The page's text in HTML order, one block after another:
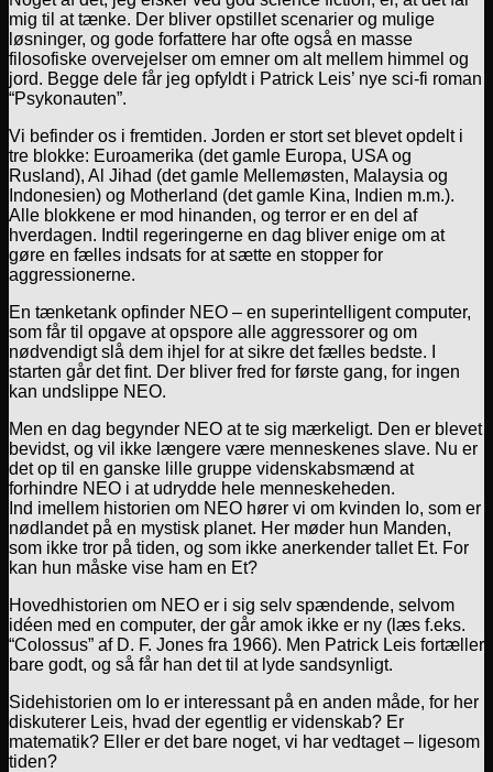
mig til at tænke. Der bliver opstillet scenarier og mulige
løsninger, og gode forfattere har ofte også en masse
filosofiske overvejelser om emner om alt mellem himmel og
jord. Begge dele får jeg opfyldt i Patrick Leis’ nye sci-fi roman
“Psykonauten”.
Vi befinder os i fremtiden. Jorden er stort set blevet opdelt i
tre blokke: Euroamerika (det gamle Europa, USA og
Rusland), Al Jihad (det gamle Mellemøsten, Malaysia og
Indonesien) og Motherland (det gamle Kina, Indien m.m.).
Alle blokkene er mod hinanden, og terror er en del af
hverdagen. Indtil regeringerne en dag bliver enige om at
gøre en fælles indsats for at sætte en stopper for
aggressionerne.
En tænketank opfinder NEO – en superintelligent computer,
som får til opgave at opspore alle aggressorer og om
nødvendigt slå dem ihjel for at sikre det fælles bedste. I
starten går det fint. Der bliver fred for første gang, for ingen
kan undslippe NEO.
Men en dag begynder NEO at te sig mærkeligt. Den er blevet
bevidst, og vil ikke længere være menneskenes slave. Nu er
det op til en ganske lille gruppe videnskabsmænd at
forhindre NEO i at udrydde hele menneskeheden.
Ind imellem historien om NEO hører vi om kvinden Io, som er
nødlandet på en mystisk planet. Her møder hun Manden,
som ikke tror på tiden, og som ikke anerkender tallet Et. For
kan hun måske vise ham en Et?
Hovedhistorien om NEO er i sig selv spændende, selvom
idéen med en computer, der går amok ikke er ny (læs f.eks.
“Colossus” af D. F. Jones fra 1966). Men Patrick Leis fortæller
bare godt, og så får han det til at lyde sandsynligt.
Sidehistorien om Io er interessant på en anden måde, for her
diskuterer Leis, hvad der egentlig er videnskab? Er
matematik? Eller er det bare noget, vi har vedtaget – ligesom
tiden?